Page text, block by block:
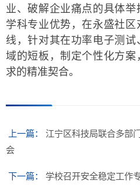
业、破解企业痛点的具体
学科专业优势，在永盛社
线，针对其在功率电子测
域的短板，制定个性化方
求的精准契合。
上一篇：
江宁区科技局联合多部
会
下一篇： 学校召开安全稳定工作